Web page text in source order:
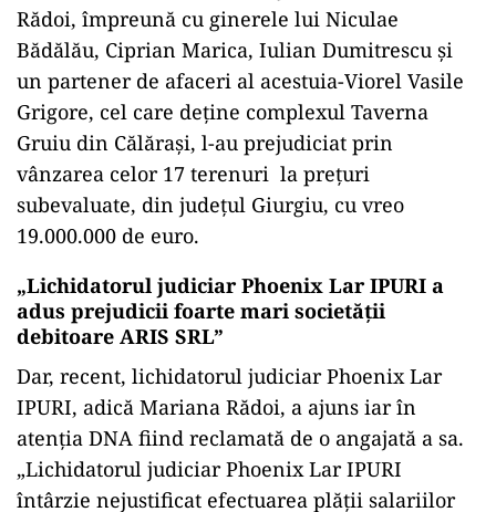
Rădoi, împreună cu ginerele lui Niculae
Bădălău, Ciprian Marica, Iulian Dumitrescu și
un partener de afaceri al acestuia-Viorel Vasile
Grigore, cel care deține complexul Taverna
Gruiu din Călărași, l-au prejudiciat prin
vânzarea celor 17 terenuri la prețuri
subevaluate, din județul Giurgiu, cu vreo
19.000.000 de euro.
„Lichidatorul judiciar Phoenix Lar IPURI a
adus prejudicii foarte mari societății
debitoare ARIS SRL”
Dar, recent, lichidatorul judiciar Phoenix Lar
IPURI, adică Mariana Rădoi, a ajuns iar în
atenția DNA fiind reclamată de o angajată a sa.
„Lichidatorul judiciar Phoenix Lar IPURI
întârzie nejustificat efectuarea plății salariilor